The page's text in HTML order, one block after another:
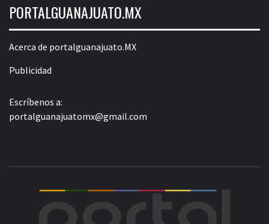
PORTALGUANAJUATO.MX
Acerca de portalguanajuato.MX
Publicidad
Escríbenos a:
portalguanajuatomx@gmail.com